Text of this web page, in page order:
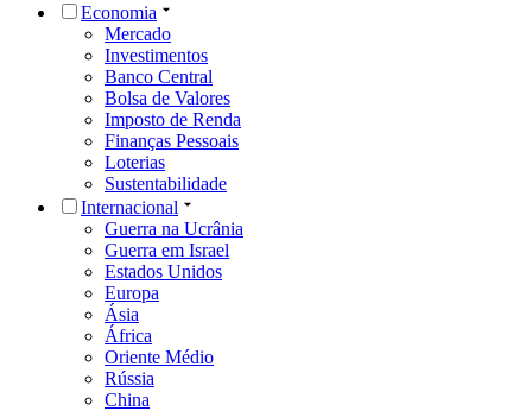
Economia
Mercado
Investimentos
Banco Central
Bolsa de Valores
Imposto de Renda
Finanças Pessoais
Loterias
Sustentabilidade
Internacional
Guerra na Ucrânia
Guerra em Israel
Estados Unidos
Europa
Ásia
África
Oriente Médio
Rússia
China